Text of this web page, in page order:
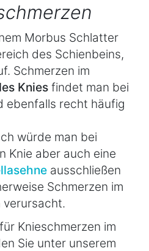
Morbus Schlatter
des Schienbeins,
Schmerzen im
Knies findet man bei
ebenfalls recht häufig
würde man bei
Knie aber auch eine
ausschließen
Schmerzen im
verursacht.
Knieschmerzen im
Sie unter unserem